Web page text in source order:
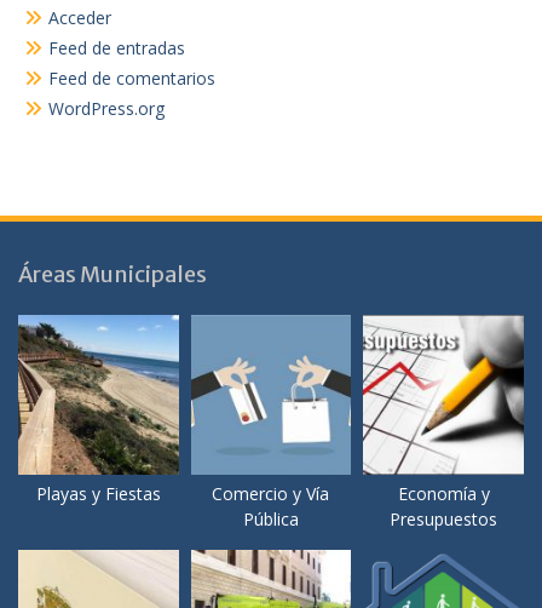
Acceder
Feed de entradas
Feed de comentarios
WordPress.org
Áreas Municipales
Playas y Fiestas
Comercio y Vía
Pública
Economía y
Presupuestos